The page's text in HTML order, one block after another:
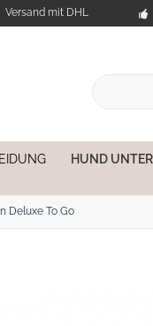
Versand mit DHL
HUND
Deluxe To Go